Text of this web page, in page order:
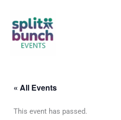
content
« All Events
This event has passed.